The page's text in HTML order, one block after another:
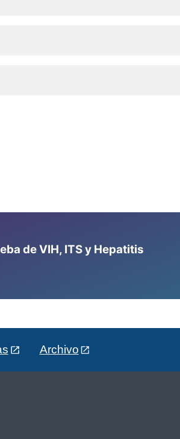
de VIH, ITS y Hepatitis
Archivo